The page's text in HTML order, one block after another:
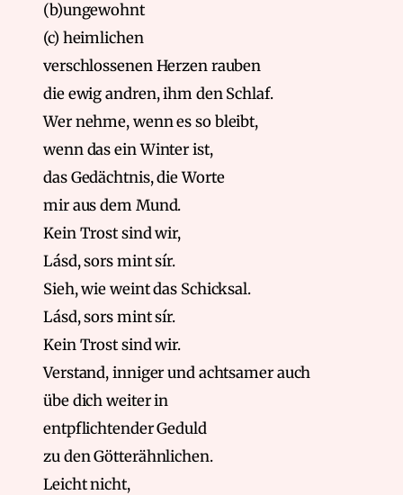
(b)ungewohnt
(c) heimlichen
verschlossenen Herzen rauben
die ewig andren, ihm den Schlaf.
Wer nehme, wenn es so bleibt,
wenn das ein Winter ist,
das Gedächtnis, die Worte
mir aus dem Mund.
Kein Trost sind wir,
Lásd, sors mint sír.
Sieh, wie weint das Schicksal.
Lásd, sors mint sír.
Kein Trost sind wir.
Verstand, inniger und achtsamer auch
übe dich weiter in
entpflichtender Geduld
zu den Götterähnlichen.
Leicht nicht,